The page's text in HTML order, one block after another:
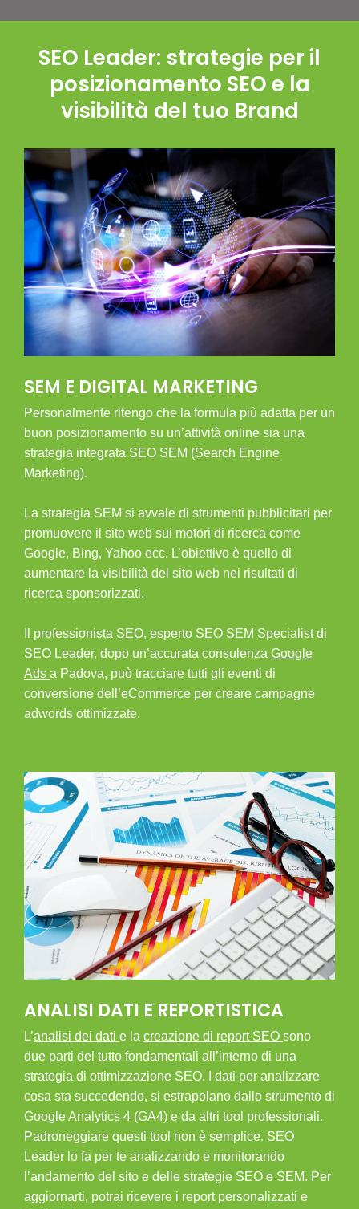
SEO Leader: strategie per il
posizionamento SEO e la
visibilità del tuo Brand
SEM E DIGITAL MARKETING
Personalmente ritengo che la formula più adatta per un
buon posizionamento su un’attività online sia una
strategia integrata SEO SEM (Search Engine
Marketing).
La strategia SEM si avvale di strumenti pubblicitari per
promuovere il sito web sui motori di ricerca come
Google, Bing, Yahoo ecc. L’obiettivo è quello di
aumentare la visibilità del sito web nei risultati di
ricerca sponsorizzati.
Il professionista SEO, esperto SEO SEM Specialist di
SEO Leader, dopo un’accurata consulenza Google
Ads a Padova, può tracciare tutti gli eventi di
conversione dell’eCommerce per creare campagne
adwords ottimizzate.
ANALISI DATI E REPORTISTICA
L’analisi dei dati e la creazione di report SEO sono
due parti del tutto fondamentali all’interno di una
strategia di ottimizzazione SEO. I dati per analizzare
cosa sta succedendo, si estrapolano dallo strumento di
Google Analytics 4 (GA4) e da altri tool professionali.
Padroneggiare questi tool non è semplice. SEO
Leader lo fa per te analizzando e monitorando
l’andamento del sito e delle strategie SEO e SEM. Per
aggiornarti, potrai ricevere i report personalizzati e